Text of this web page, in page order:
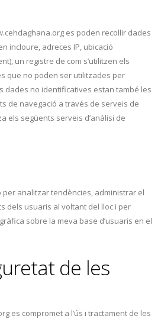
es poden recollir dades
incloure, adreces IP, ubicació
un registre de com s’utilitzen els
que no poden ser utilitzades per
dades no identificatives estan també les
de navegació a través de serveis de
els següents serveis d’anàlisi de
analitzar tendències, administrar el
dels usuaris al voltant del lloc i per
sobre la meva base d’usuaris en el
de les
es compromet a l’ús i tractament de les